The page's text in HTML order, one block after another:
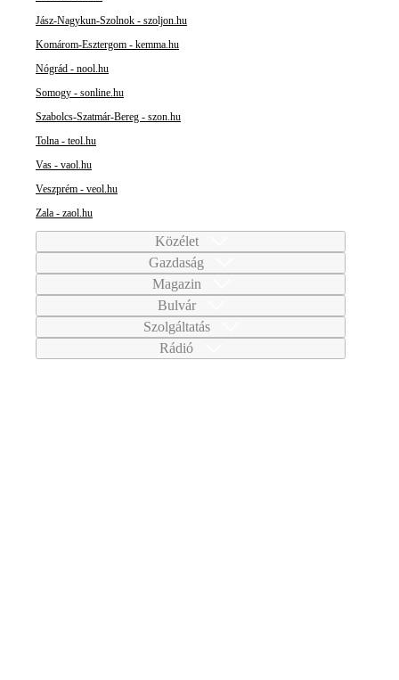
Jász-Nagykun-Szolnok - szoljon.hu
Komárom-Esztergom - kemma.hu
Nógrád - nool.hu
Somogy - sonline.hu
Szabolcs-Szatmár-Bereg - szon.hu
Tolna - teol.hu
Vas - vaol.hu
Veszprém - veol.hu
Zala - zaol.hu
Közélet
Gazdaság
Magazin
Bulvár
Szolgáltatás
Rádió